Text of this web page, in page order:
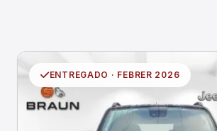
ENTREGADO · FEBRER 2026